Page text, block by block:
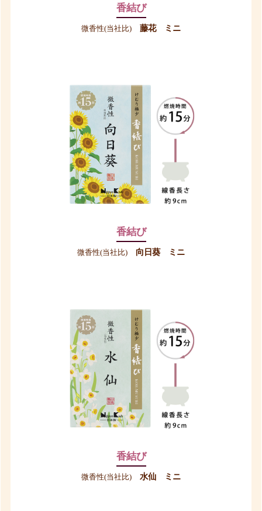
香結び
微香性(当社比)藤花 ミニ
香結び
微香性(当社比)向日葵 ミニ
香結び
微香性(当社比)水仙 ミニ